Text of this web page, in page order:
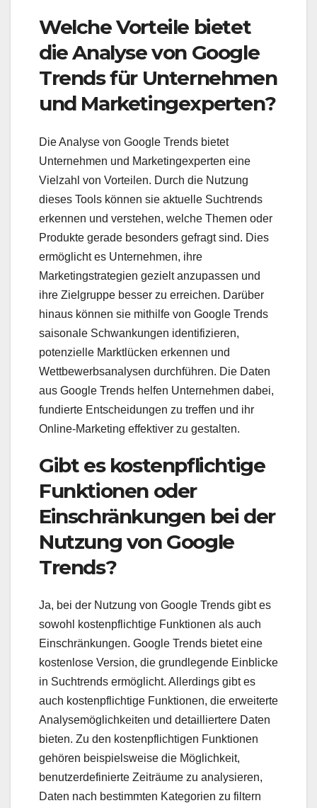
Welche Vorteile bietet
die Analyse von Google
Trends für Unternehmen
und Marketingexperten?
Die Analyse von Google Trends bietet
Unternehmen und Marketingexperten eine
Vielzahl von Vorteilen. Durch die Nutzung
dieses Tools können sie aktuelle Suchtrends
erkennen und verstehen, welche Themen oder
Produkte gerade besonders gefragt sind. Dies
ermöglicht es Unternehmen, ihre
Marketingstrategien gezielt anzupassen und
ihre Zielgruppe besser zu erreichen. Darüber
hinaus können sie mithilfe von Google Trends
saisonale Schwankungen identifizieren,
potenzielle Marktlücken erkennen und
Wettbewerbsanalysen durchführen. Die Daten
aus Google Trends helfen Unternehmen dabei,
fundierte Entscheidungen zu treffen und ihr
Online-Marketing effektiver zu gestalten.
Gibt es kostenpflichtige
Funktionen oder
Einschränkungen bei der
Nutzung von Google
Trends?
Ja, bei der Nutzung von Google Trends gibt es
sowohl kostenpflichtige Funktionen als auch
Einschränkungen. Google Trends bietet eine
kostenlose Version, die grundlegende Einblicke
in Suchtrends ermöglicht. Allerdings gibt es
auch kostenpflichtige Funktionen, die erweiterte
Analysemöglichkeiten und detailliertere Daten
bieten. Zu den kostenpflichtigen Funktionen
gehören beispielsweise die Möglichkeit,
benutzerdefinierte Zeiträume zu analysieren,
Daten nach bestimmten Kategorien zu filtern